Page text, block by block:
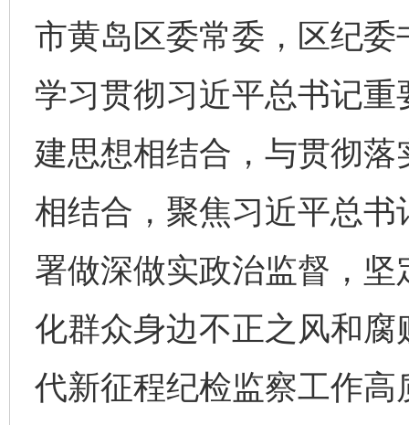
市黄岛区委常委，区纪
学习贯彻习近平总书记
建思想相结合，与贯彻
相结合，聚焦习近平总
署做深做实政治监督，
化群众身边不正之风和
代新征程纪检监察工作